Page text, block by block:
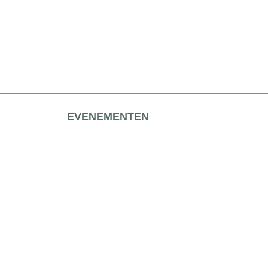
EVENEMENTEN